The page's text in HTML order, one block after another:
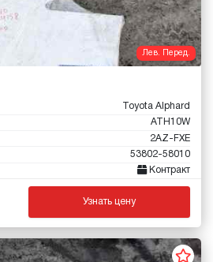
Лев. Перед.
Toyota Alphard
ATH10W
2AZ-FXE
53802-58010
Контракт
Узнать цену